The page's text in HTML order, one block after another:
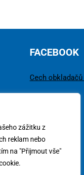
zážitku z
reklam nebo
na "Přijmout vše"
FACEBOOK
Cech obkladačů